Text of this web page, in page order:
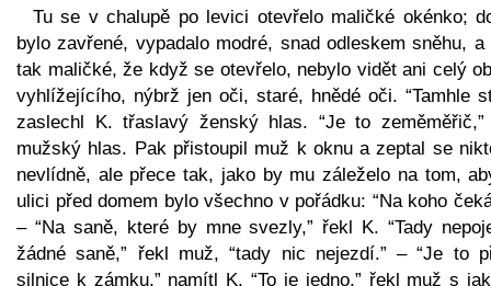
Tu se v chalupě po levici otevřelo maličké okénko;
bylo zavřené, vypadalo modré, snad odleskem sněhu, a
tak maličké, že když se otevřelo, nebylo vidět ani celý
vyhlížejícího, nýbrž jen oči, staré, hnědé oči. “Tamhle
zaslechl K. třaslavý ženský hlas. “Je to zeměměřič,”
mužský hlas. Pak přistoupil muž k oknu a zeptal se
nevlídně, ale přece tak, jako by mu záleželo na tom,
ulici před domem bylo všechno v pořádku: “Na koho
– “Na saně, které by mne svezly,” řekl K. “Tady
žádné saně,” řekl muž, “tady nic nejezdí.” – “Je to
silnice k zámku,” namítl K. “To je jedno,” řekl muž s